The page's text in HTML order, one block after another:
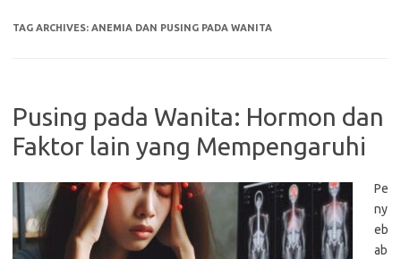
TAG ARCHIVES: ANEMIA DAN PUSING PADA WANITA
Pusing pada Wanita: Hormon dan
Faktor lain yang Mempengaruhi
Pe
ny
eb
ab